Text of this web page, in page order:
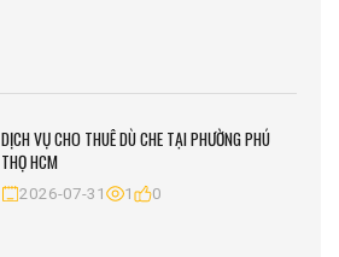
DỊCH VỤ CHO THUÊ DÙ CHE TẠI PHƯỜNG PHÚ
THỌ HCM
2026-07-31 1 0